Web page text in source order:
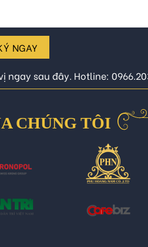
NGAY
ngay sau đây. Hotline:
CHÚNG TÔI